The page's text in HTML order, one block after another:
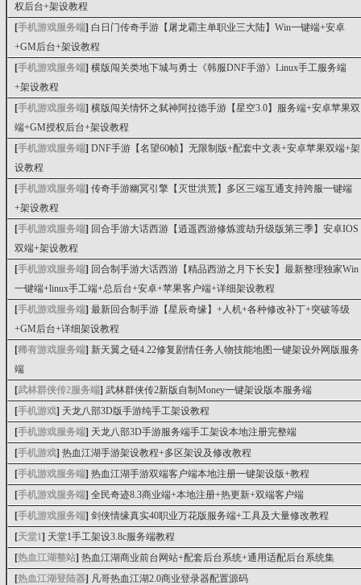
权后台+架设教程
[手机游戏服务端] 白日门传奇手游【屠龙霸主单职业三大陆】Win一键端+安卓
+GM后台+架设教程
[手机游戏服务端] 横版闯关类地下城与勇士《韩服DNF手游》Linux手工服务端
+架设教程
[手机游戏服务端] 横版闯关情怀之弑神阿拉德手游【星空3.0】服务端+安卓苹果双
端+GM授权后台+架设教程
[手机游戏服务端] DNF手游【名望60帧】无限制版+配套中文表+安卓苹果双端+架
设教程
[手机游戏服务端] 传奇手游幽冥引擎【灭世洪荒】多区三端互通支持跨服一键端
+架设教程
[手机游戏服务端] 回合手游大话西游【逍遥西游修炼渡劫升级版第三季】安卓IOS
双端+架设教程
[手机游戏服务端] 回合制手游大话西游【精品西游之月下长安】最新整理独家Win
一键端+linux手工端+总后台+安卓+苹果客户端+详细架设教程
[手机游戏服务端] 最新回合制手游【星辰奇缘】+人机+各种修改补丁+突破等级
+GM后台+详细架设教程
[稀有游戏服务端] 新天翼之链4.22修复剧情任务人物技能地图一键架设外网版服务
端
[武林群侠传2服务端] 武林群侠传2新版自制Money一键架设版本服务端
[手机游戏] 天龙八部3D版手游纯手工架设教程
[手机游戏服务端] 天龙八部3D手游服务端手工架设本地注册完整端
[手机游戏] 热血江湖手游架设教程+多区架设及修改教程
[手机游戏服务端] 热血江湖手游双端客户端本地注册一键架设版+教程
[手机游戏服务端] 全民奇迹8.3商业端+本地注册+热更新+双端客户端
[手机游戏服务端] 剑侠情缘真实40职业万花版服务端+工具及大量修改教程
[天堂1] 天堂1手工架设3.8c服务端教程
[热血江湖整站] 热血江湖商业前台网站+配套后台系统+通用适配后台系统集
[热血江湖登陆器] 凡哥热血江湖2.0商业登录器配置源码